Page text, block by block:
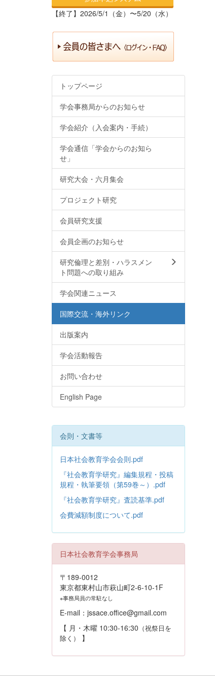
【終了】2026/5/1（金）〜5/20（水）
トップページ
学会事務局からのお知らせ
学会紹介（入会案内・手続）
学会通信「学会からのお知ら
せ」
研究大会・六月集会
プロジェクト研究
会員研究支援
会員企画のお知らせ
研究倫理と差別・ハラスメン
ト問題への取り組み
学会関連ニュース
国際交流・海外リンク
出版案内
学会活動報告
お問い合わせ
English Page
会則・文書等
日本社会教育学会会則.pdf
『社会教育学研究』編集規程・投稿
規程・執筆要領（第59巻～）.pdf
『社会教育学研究』査読基準.pdf
会費減額制度について.pdf
日本社会教育学会事務局
〒189-0012
東京都東村山市萩山町2-6-10-1F
※事務局員の常駐なし
E-mail：jssace.office@gmail.com
【 月・木曜 10:30-16:30 （祝祭日を
除く）
】